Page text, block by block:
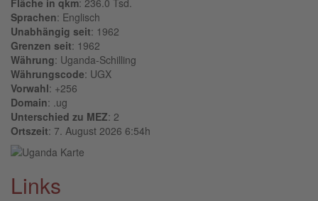
Sprachen: Englisch
Unabhängig seit: 1962
Grenzen seit: 1962
Währung: Uganda-Schilling
Währungscode: UGX
Vorwahl: +256
Domain: .ug
Unterschied zu MEZ: 2
Ortszeit: 7. August 2026 6:54h
Links